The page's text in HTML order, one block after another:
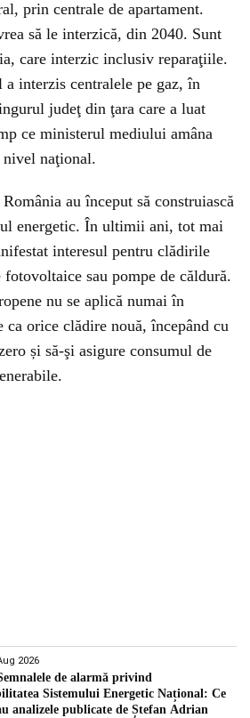
prin centrale de apartament.
să le interzică, din 2040. Sunt
care interzic inclusiv reparaţiile.
interzis centralele pe gaz, în
judeţ din ţara care a luat
ce ministerul mediului amâna
naţional.
au început să construiască
energetic. În ultimii ani, tot mai
interesul pentru clădirile
fotovoltaice sau pompe de căldură.
nu se aplică numai în
ca orice clădire nouă, începând cu
și să-şi asigure consumul de
2026
de alarmă privind
Sistemului Energetic Național: Ce
analizele publicate de Ștefan Adrian